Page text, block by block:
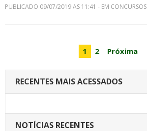
PUBLICADO 09/07/2019 AS 11:41 - EM CONCURSOS
1 2 Próxima
RECENTES MAIS ACESSADOS
NOTÍCIAS RECENTES